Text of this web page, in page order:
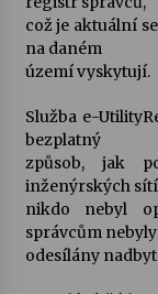
což je aktuální
na daném
území vyskytují.
Služba e-
bezplatný
způsob, jak
inženýrských sítí
nikdo nebyl
správcům nebyly
odesílány